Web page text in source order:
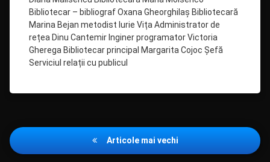
Bibliotecar – bibliograf Oxana Gheorghilaș Bibliotecară
Marina Bejan metodist Iurie Vița Administrator de
rețea Dinu Cantemir Inginer programator Victoria
Gherega Bibliotecar principal Margarita Cojoc Șefă
Serviciul relații cu publicul
Navigare
în
Articole mai vechi